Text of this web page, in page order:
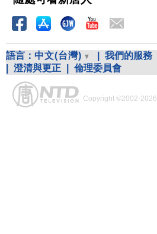
語言： 中文(台灣) 我們的服務
澄清與更正 倫理委員會
Copyright ©2002-2026